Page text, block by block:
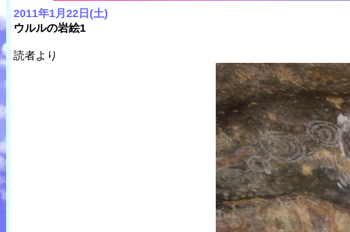
2011年1月22日(土)
ウルルの岩絵1
読者より